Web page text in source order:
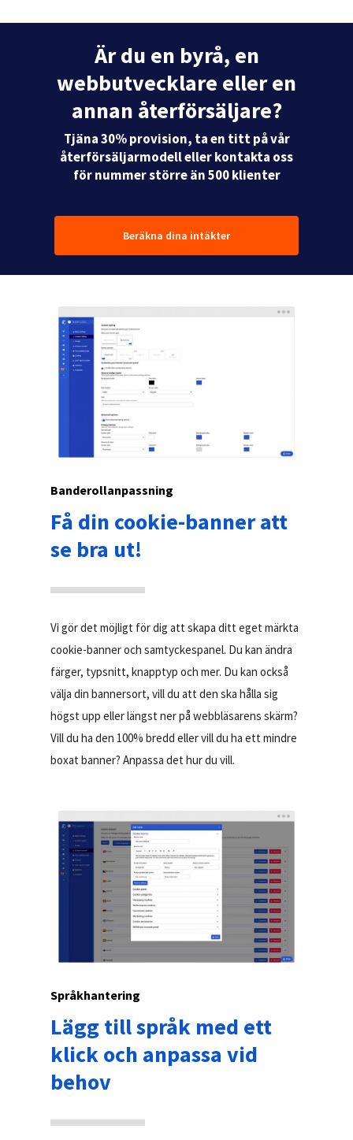
Är du en byrå, en
webbutvecklare eller en
annan återförsäljare?
Tjäna 30% provision, ta en titt på vår
återförsäljarmodell eller kontakta oss
för nummer större än 500 klienter
Beräkna dina intäkter
Banderollanpassning
Få din cookie-banner att
se bra ut!
Vi gör det möjligt för dig att skapa ditt eget märkta
cookie-banner och samtyckespanel. Du kan ändra
färger, typsnitt, knapptyp och mer. Du kan också
välja din bannersort, vill du att den ska hålla sig
högst upp eller längst ner på webbläsarens skärm?
Vill du ha den 100% bredd eller vill du ha ett mindre
boxat banner? Anpassa det hur du vill.
Språkhantering
Lägg till språk med ett
klick och anpassa vid
behov